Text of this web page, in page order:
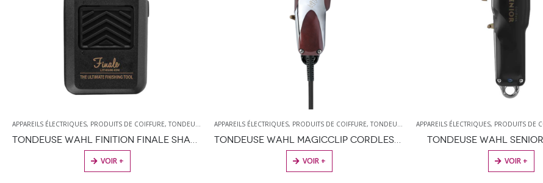
APPAREILS ÉLECTRIQUES, PRODUITS DE COIFFURE, TONDEUSES WAHL
TONDEUSE WAHL FINITION FINALE SHAVER + SOCLE
VOIR +
APPAREILS ÉLECTRIQUES, PRODUITS DE COIFFURE, TONDEUSES WAHL
TONDEUSE WAHL MAGICCLIP CORDLESS ROUGE LIT
VOIR +
APPAREILS ÉLECTRIQUES, PRODUITS DE
TONDEUSE WAHL
VOIR +